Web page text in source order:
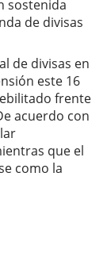
sostenida
de divisas
de divisas en
este 16
frente
acuerdo con
que el
como la